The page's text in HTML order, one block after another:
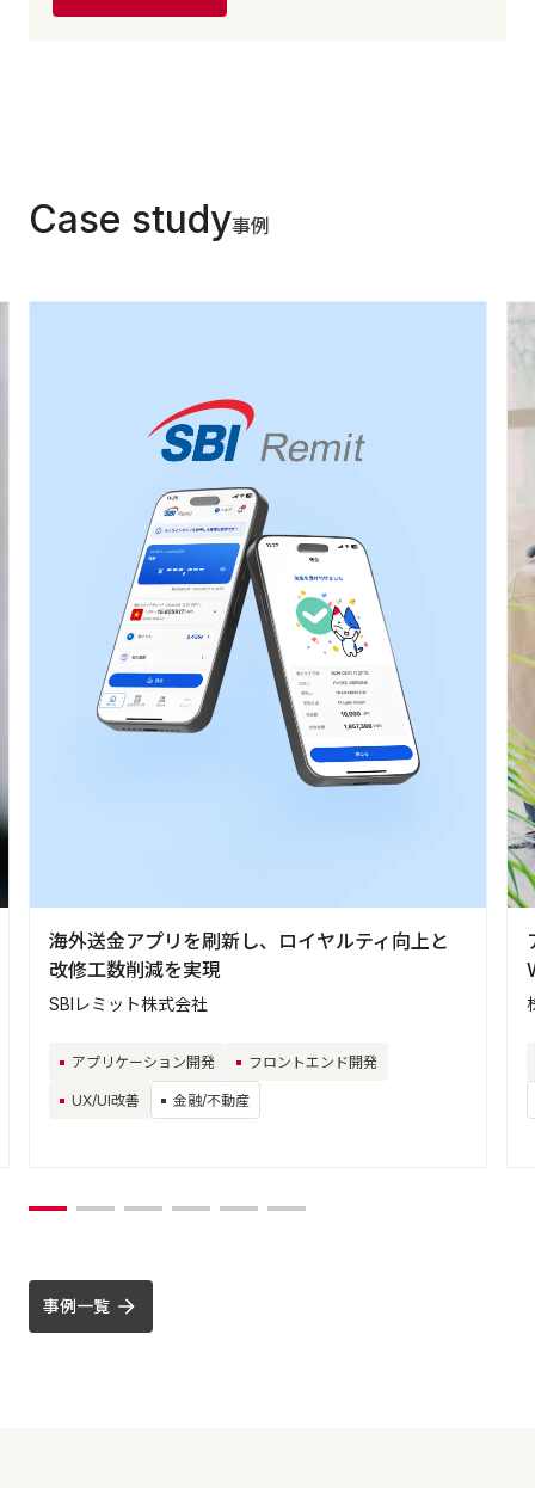
Case study事例
海外送金アプリを刷新し、ロイヤルティ向上と
改修工数削減を実現
SBIレミット株式会社
アプリケーション開発 フロントエンド開発
UX/UI改善 金融/不動産
事例一覧